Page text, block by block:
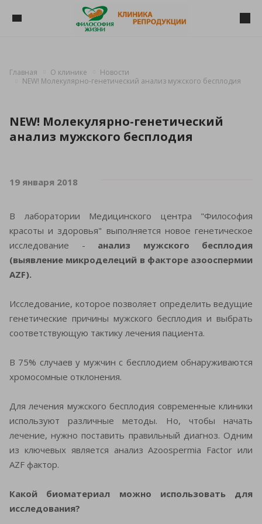
Главная О клинике
Новости
NEW! Молекулярно-генетический анализ мужского бесплодия
NEW! Молекулярно-генетический
анализ мужского бесплодия
19 января 2018
В лаборатории Медицинского центра "Философия
красоты и здоровья" выполняется новое генетическое
исследование - анализ мужского бесплодия
(выявление микроделеций в факторе азооспермии
AZF).
Исследование, которое позволяет определить ведущие
генетические причины мужского бесплодия и выбрать
соответствующую тактику лечения пациента.
В 75% случаев у мужчин с бесплодием обнаруживаются
хромосомные отклонения.
Для лечения мужского бесплодия современные клиники
используют различные методы. Но, чтобы начать
лечение, нужно поставить правильный диагноз. Одним
из ключевых является анализ Azoospermia Factor или
AZF фактор.
Какой биоматериал можно использовать для
исследования?